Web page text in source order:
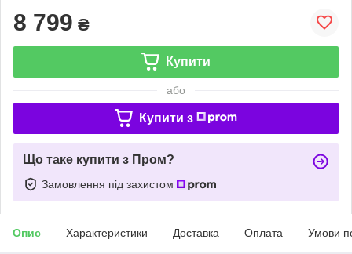
8 799 ₴
Купити
або
Купити з
Що таке купити з Пром?
Замовлення під захистом
Опис Характеристики Доставка Оплата Умови